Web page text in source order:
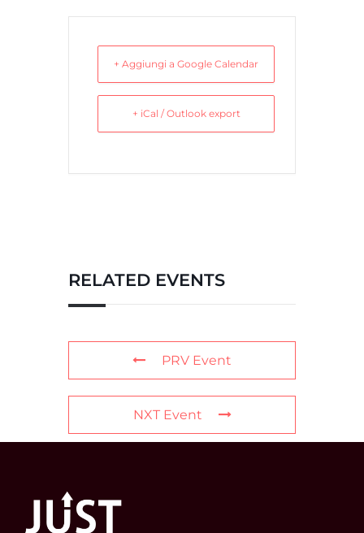
+ Aggiungi a Google Calendar
+ iCal / Outlook export
RELATED EVENTS
PRV Event
NXT Event